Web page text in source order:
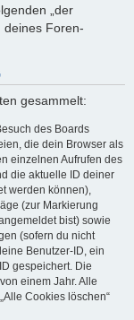
„der
deines Foren-
gesammelt:
des Boards
die dein Browser als
einzelnen Aufrufen des
die aktuelle ID deiner
werden können),
(zur Markierung
bist) sowie
(sofern du nicht
Benutzer-ID, ein
gespeichert. Die
einem Jahr. Alle
Cookies löschen“